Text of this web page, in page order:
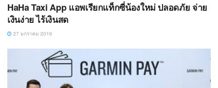
HaHa Taxi App แอพเรียกแท็กซี่น้องใหม่ ปลอดภัย จ่าย
เงินง่าย ไร้เงินสด
27 มกราคม 2019